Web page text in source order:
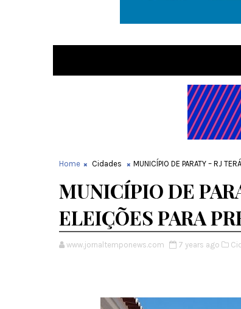
Home Cidades MUNICÍPIO DE PARATY – RJ
MUNICÍPIO DE
ELEIÇÕES PARA
www.jornaltemponews.com 7 years ago